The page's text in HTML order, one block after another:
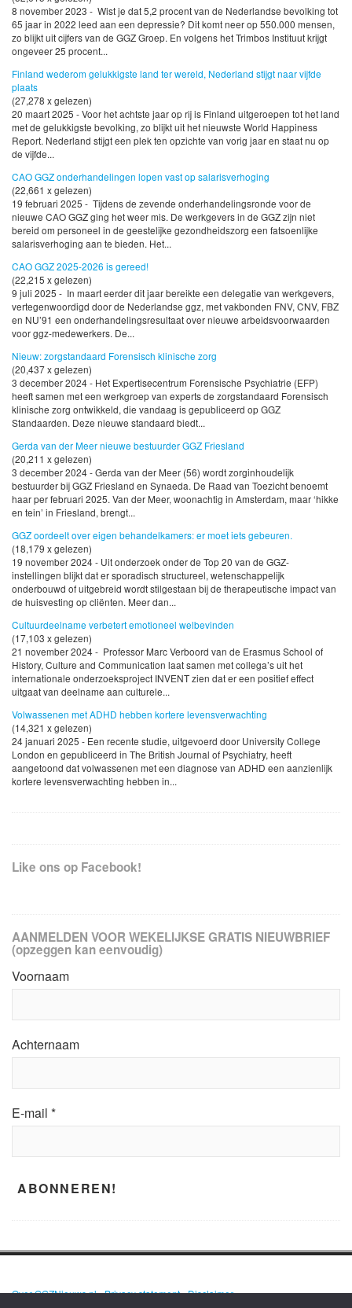
8 november 2023 - Wist je dat 5,2 procent van de Nederlandse bevolking tot
65 jaar in 2022 leed aan een depressie? Dit komt neer op 550.000 mensen,
zo blijkt uit cijfers van de GGZ Groep. En volgens het Trimbos Instituut krijgt
ongeveer 25 procent...
Finland wederom gelukkigste land ter wereld, Nederland stijgt naar vijfde
plaats
(27,278 x gelezen)
20 maart 2025 - Voor het achtste jaar op rij is Finland uitgeroepen tot het land
met de gelukkigste bevolking, zo blijkt uit het nieuwste World Happiness
Report. Nederland stijgt een plek ten opzichte van vorig jaar en staat nu op
de vijfde...
CAO GGZ onderhandelingen lopen vast op salarisverhoging
(22,661 x gelezen)
19 februari 2025 - Tijdens de zevende onderhandelingsronde voor de
nieuwe CAO GGZ ging het weer mis. De werkgevers in de GGZ zijn niet
bereid om personeel in de geestelijke gezondheidszorg een fatsoenlijke
salarisverhoging aan te bieden. Het...
CAO GGZ 2025-2026 is gereed!
(22,215 x gelezen)
9 juli 2025 - In maart eerder dit jaar bereikte een delegatie van werkgevers,
vertegenwoordigd door de Nederlandse ggz, met vakbonden FNV, CNV, FBZ
en NU’91 een onderhandelingsresultaat over nieuwe arbeidsvoorwaarden
voor ggz-medewerkers. De...
Nieuw: zorgstandaard Forensisch klinische zorg
(20,437 x gelezen)
3 december 2024 - Het Expertisecentrum Forensische Psychiatrie (EFP)
heeft samen met een werkgroep van experts de zorgstandaard Forensisch
klinische zorg ontwikkeld, die vandaag is gepubliceerd op GGZ
Standaarden. Deze nieuwe standaard biedt...
Gerda van der Meer nieuwe bestuurder GGZ Friesland
(20,211 x gelezen)
3 december 2024 - Gerda van der Meer (56) wordt zorginhoudelijk
bestuurder bij GGZ Friesland en Synaeda. De Raad van Toezicht benoemt
haar per februari 2025. Van der Meer, woonachtig in Amsterdam, maar ‘hikke
en tein’ in Friesland, brengt...
GGZ oordeelt over eigen behandelkamers: er moet iets gebeuren.
(18,179 x gelezen)
19 november 2024 - Uit onderzoek onder de Top 20 van de GGZ-
instellingen blijkt dat er sporadisch structureel, wetenschappelijk
onderbouwd of uitgebreid wordt stilgestaan bij de therapeutische impact van
de huisvesting op cliënten. Meer dan...
Cultuurdeelname verbetert emotioneel welbevinden
(17,103 x gelezen)
21 november 2024 - Professor Marc Verboord van de Erasmus School of
History, Culture and Communication laat samen met collega’s uit het
internationale onderzoeksproject INVENT zien dat er een positief effect
uitgaat van deelname aan culturele...
Volwassenen met ADHD hebben kortere levensverwachting
(14,321 x gelezen)
24 januari 2025 - Een recente studie, uitgevoerd door University College
London en gepubliceerd in The British Journal of Psychiatry, heeft
aangetoond dat volwassenen met een diagnose van ADHD een aanzienlijk
kortere levensverwachting hebben in...
Like ons op Facebook!
AANMELDEN VOOR WEKELIJKSE GRATIS NIEUWBRIEF
(opzeggen kan eenvoudig)
Voornaam
Achternaam
E-mail *
Over GGZNieuws.nl•Privacy statement•Disclaimer